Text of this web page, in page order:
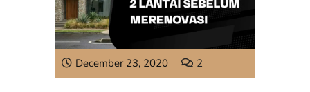
December 23, 2020 2